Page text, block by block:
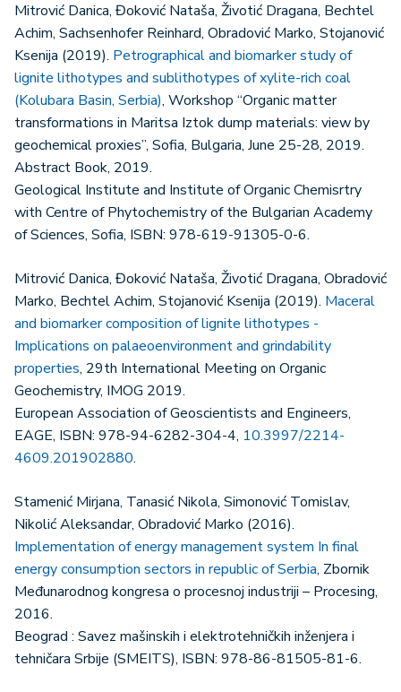
Mitrović Danica, Đoković Nataša, Životić Dragana, Bechtel
Achim, Sachsenhofer Reinhard, Obradović Marko, Stojanović
Ksenija (2019). Petrographical and biomarker study of
lignite lithotypes and sublithotypes of xylite-rich coal
(Kolubara Basin, Serbia), Workshop “Organic matter
transformations in Maritsa Iztok dump materials: view by
geochemical proxies”, Sofia, Bulgaria, June 25-28, 2019.
Abstract Book, 2019.
Geological Institute and Institute of Organic Chemisrtry
with Centre of Phytochemistry of the Bulgarian Academy
of Sciences, Sofia, ISBN: 978-619-91305-0-6.
Mitrović Danica, Đoković Nataša, Životić Dragana, Obradović
Marko, Bechtel Achim, Stojanović Ksenija (2019). Maceral
and biomarker composition of lignite lithotypes -
Implications on palaeoenvironment and grindability
properties, 29th International Meeting on Organic
Geochemistry, IMOG 2019.
European Association of Geoscientists and Engineers,
EAGE, ISBN: 978-94-6282-304-4, 10.3997/2214-
4609.201902880.
Stamenić Mirjana, Tanasić Nikola, Simonović Tomislav,
Nikolić Aleksandar, Obradović Marko (2016).
Implementation of energy management system In final
energy consumption sectors in republic of Serbia, Zbornik
Međunarodnog kongresa o procesnoj industriji – Procesing,
2016.
Beograd : Savez mašinskih i elektrotehničkih inženjera i
tehničara Srbije (SMEITS), ISBN: 978-86-81505-81-6.